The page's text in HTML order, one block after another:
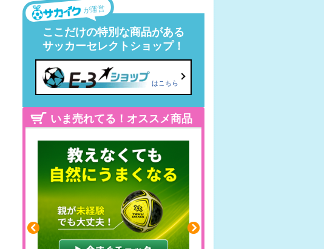
が運営
ここだけの特別な商品がある
サッカーセレクトショップ！
はこちら
いま売れてる！オススメ商品